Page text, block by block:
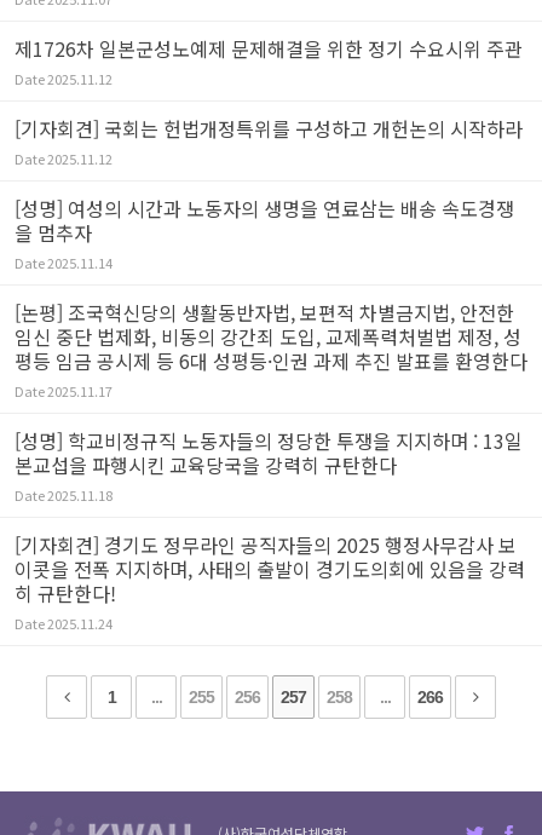
제1726차 일본군성노예제 문제해결을 위한 정기 수요시위 주관
Date2025.11.12
[기자회견] 국회는 헌법개정특위를 구성하고 개헌논의 시작하라
Date2025.11.12
[성명] 여성의 시간과 노동자의 생명을 연료삼는 배송 속도경쟁
을 멈추자
Date2025.11.14
[논평] 조국혁신당의 생활동반자법, 보편적 차별금지법, 안전한
임신 중단 법제화, 비동의 강간죄 도입, 교제폭력처벌법 제정, 성
평등 임금 공시제 등 6대 성평등·인권 과제 추진 발표를 환영한다
Date2025.11.17
[성명] 학교비정규직 노동자들의 정당한 투쟁을 지지하며 : 13일
본교섭을 파행시킨 교육당국을 강력히 규탄한다
Date2025.11.18
[기자회견] 경기도 정무라인 공직자들의 2025 행정사무감사 보
이콧을 전폭 지지하며, 사태의 출발이 경기도의회에 있음을 강력
히 규탄한다!
Date2025.11.24
1 ... 255 256 257 258 ... 266